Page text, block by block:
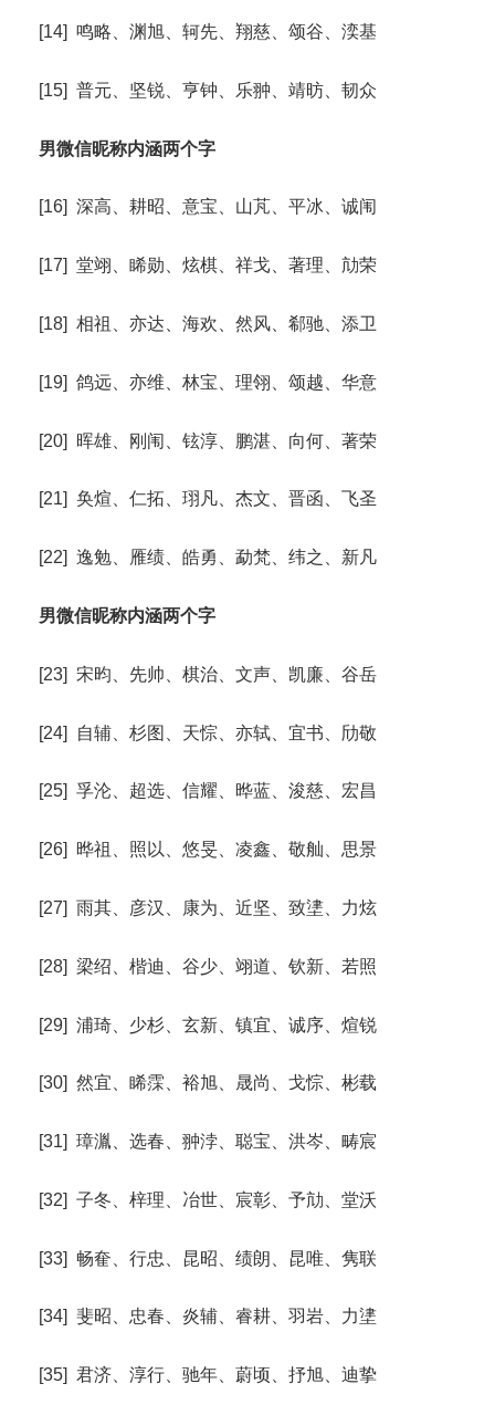
[14] 鸣略、渊旭、轲先、翔慈、颂谷、湙基
[15] 普元、坚锐、亨钟、乐翀、靖昉、韧众
男微信昵称内涵两个字
[16] 深高、耕昭、意宝、山芃、平冰、诚闱
[17] 堂翊、睎勋、炫棋、祥戈、著理、劥荣
[18] 相祖、亦达、海欢、然风、郗驰、添卫
[19] 鸽远、亦维、林宝、理翎、颂越、华意
[20] 晖雄、刚闱、铉淳、鹏湛、向何、著荣
[21] 奂煊、仁拓、珝凡、杰文、晋函、飞圣
[22] 逸勉、雁绩、皓勇、勐梵、纬之、新凡
男微信昵称内涵两个字
[23] 宋昀、先帅、棋治、文声、凯廉、谷岳
[24] 自辅、杉图、天悰、亦轼、宜书、劤敬
[25] 孚沦、超选、信耀、晔蓝、浚慈、宏昌
[26] 晔祖、照以、悠旻、凌鑫、敬舢、思景
[27] 雨其、彦汉、康为、近坚、致堻、力炫
[28] 梁绍、楷迪、谷少、翊道、钦新、若照
[29] 浦琦、少杉、玄新、镇宜、诚序、煊锐
[30] 然宜、睎霂、裕旭、晟尚、戈悰、彬载
[31] 璋湚、选春、翀浡、聪宝、洪岑、畴宸
[32] 子冬、梓理、冶世、宸彰、予劥、堂沃
[33] 畅奞、行忠、昆昭、绩朗、昆唯、隽联
[34] 斐昭、忠春、炎辅、睿耕、羽岩、力堻
[35] 君济、淳行、驰年、蔚顷、抒旭、迪挚